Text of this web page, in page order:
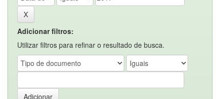
Adicionar filtros:
Utilizar filtros para refinar o resultado de busca.